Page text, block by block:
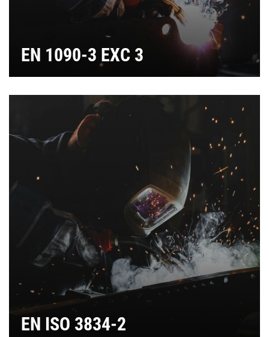
EN 1090-3 EXC 3
EN ISO 3834-2